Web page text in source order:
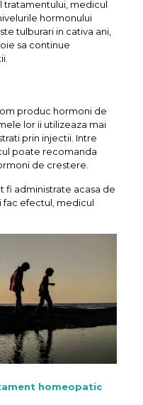
tratamentului, medicul
hormonului
tulburari in cativa ani,
sa continue
produc hormoni de
lor ii utilizeaza mai
prin injectii. Intre
poate recomanda
de crestere.
fi administrate acasa de
fac efectul, medicul
homeopatic